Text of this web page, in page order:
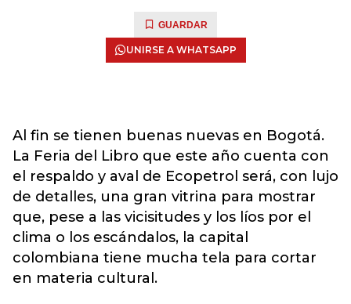
GUARDAR
UNIRSE A WHATSAPP
Al fin se tienen buenas nuevas en Bogotá.
La Feria del Libro que este año cuenta con
el respaldo y aval de Ecopetrol será, con lujo
de detalles, una gran vitrina para mostrar
que, pese a las vicisitudes y los líos por el
clima o los escándalos, la capital
colombiana tiene mucha tela para cortar
en materia cultural.